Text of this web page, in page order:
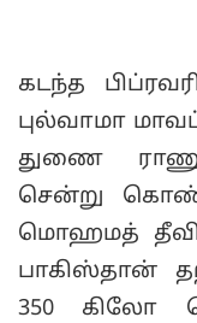
கடந்த
புல்வாமா
துணை
சென்று
மொஹமத்
பாகிஸ்தான்
350 கிலோ